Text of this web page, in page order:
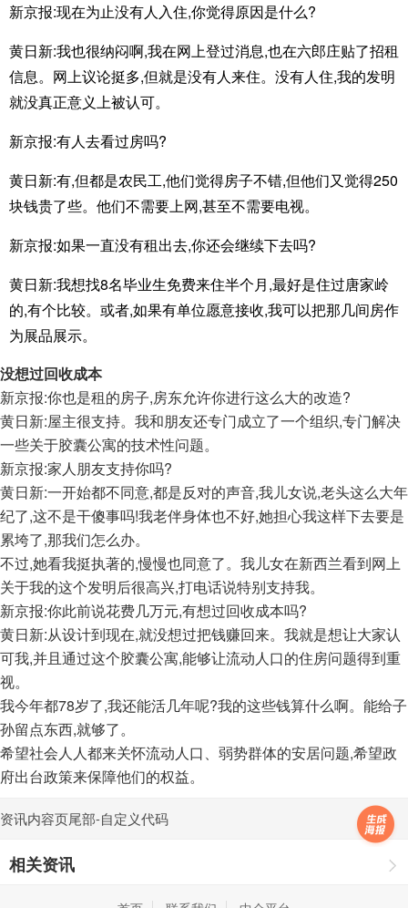
新京报:现在为止没有人入住,你觉得原因是什么?
黄日新:我也很纳闷啊,我在网上登过消息,也在六郎庄贴了招租
信息。网上议论挺多,但就是没有人来住。没有人住,我的发明
就没真正意义上被认可。
新京报:有人去看过房吗?
黄日新:有,但都是农民工,他们觉得房子不错,但他们又觉得250
块钱贵了些。他们不需要上网,甚至不需要电视。
新京报:如果一直没有租出去,你还会继续下去吗?
黄日新:我想找8名毕业生免费来住半个月,最好是住过唐家岭
的,有个比较。或者,如果有单位愿意接收,我可以把那几间房作
为展品展示。
没想过回收成本
新京报:你也是租的房子,房东允许你进行这么大的改造?
黄日新:屋主很支持。我和朋友还专门成立了一个组织,专门解决
一些关于胶囊公寓的技术性问题。
新京报:家人朋友支持你吗?
黄日新:一开始都不同意,都是反对的声音,我儿女说,老头这么大年
纪了,这不是干傻事吗!我老伴身体也不好,她担心我这样下去要是
累垮了,那我们怎么办。
不过,她看我挺执著的,慢慢也同意了。我儿女在新西兰看到网上
关于我的这个发明后很高兴,打电话说特别支持我。
新京报:你此前说花费几万元,有想过回收成本吗?
黄日新:从设计到现在,就没想过把钱赚回来。我就是想让大家认
可我,并且通过这个胶囊公寓,能够让流动人口的住房问题得到重
视。
我今年都78岁了,我还能活几年呢?我的这些钱算什么啊。能给子
孙留点东西,就够了。
希望社会人人都来关怀流动人口、弱势群体的安居问题,希望政
府出台政策来保障他们的权益。
资讯内容页尾部-自定义代码
相关资讯